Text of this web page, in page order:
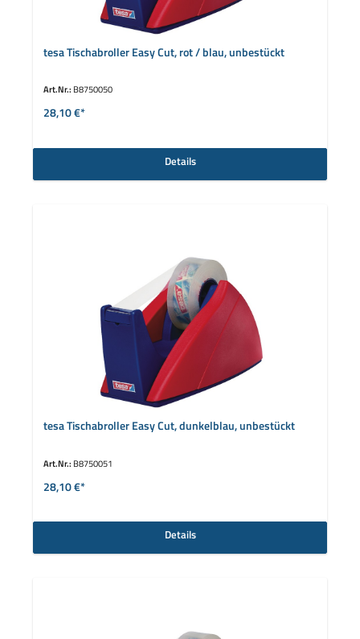
tesa Tischabroller Easy Cut, rot / blau, unbestückt
Art.Nr.: B8750050
28,10 €*
Details
tesa Tischabroller Easy Cut, dunkelblau, unbestückt
Art.Nr.: B8750051
28,10 €*
Details